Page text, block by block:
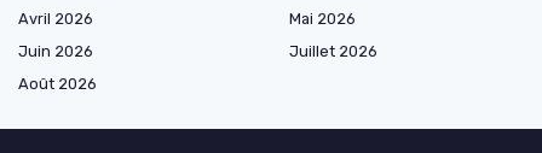
Avril 2026
Mai 2026
Juin 2026
Juillet 2026
Août 2026